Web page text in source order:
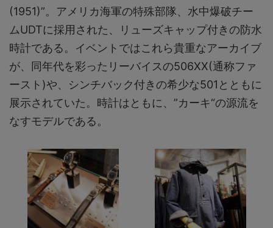
(1951)”。アメリカ海軍の特殊部隊、水中爆破チー
ムUDTに採用された、リューズキャップ付きの防水
時計である。イベントではこれら貴重なアーカイブ
が、同年代を彩ったリーバイスの506XX(通称ファ
ースト)や、シンチバック付きの希少な501とともに
展示されていた。時計はともに、”カーキ“の源流を
なすモデルである。